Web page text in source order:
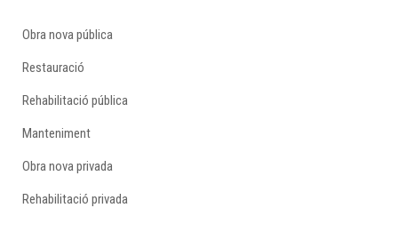
Obra nova pública
Restauració
Rehabilitació pública
Manteniment
Obra nova privada
Rehabilitació privada